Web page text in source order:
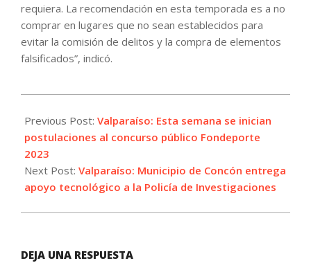
requiera. La recomendación en esta temporada es a no
comprar en lugares que no sean establecidos para
evitar la comisión de delitos y la compra de elementos
falsificados”, indicó.
11-
29
Previous Post: Valparaíso: Esta semana se inician
postulaciones al concurso público Fondeporte
2023
Next Post: Valparaíso: Municipio de Concón entrega
apoyo tecnológico a la Policía de Investigaciones
DEJA UNA RESPUESTA